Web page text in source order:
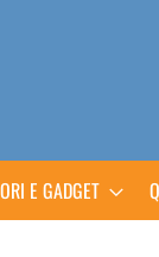
E GADGET